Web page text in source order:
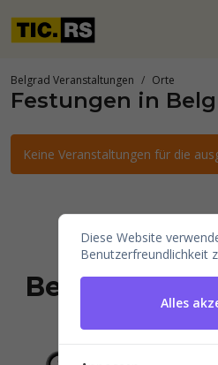
Belgrad Veranstaltungen Orte
Festungen in
Keine Veranstaltungen für die
Belgrad
auf Ihrem
Diese Website
Benutzerfreundlichkeit
Alles